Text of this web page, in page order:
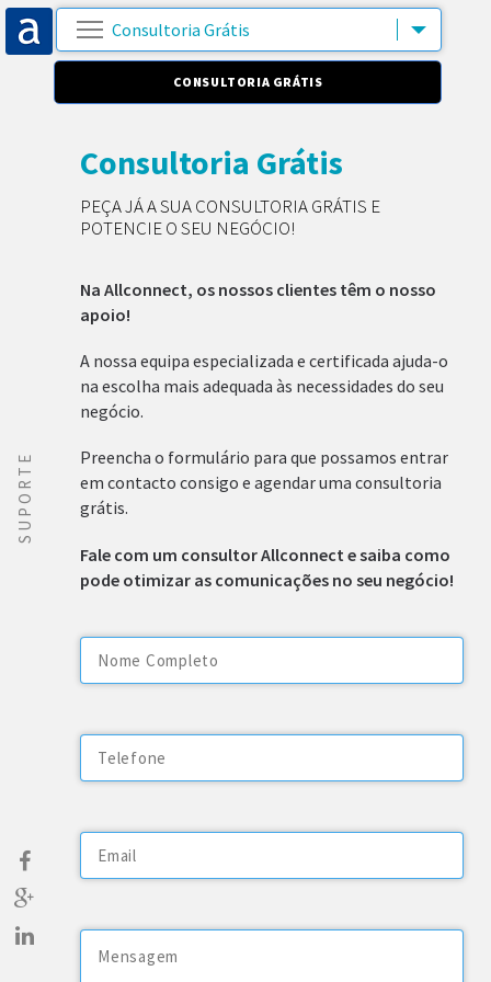
CONSULTORIA GRÁTIS
SUPORTE
Consultoria Grátis
PEÇA JÁ A SUA CONSULTORIA GRÁTIS E
POTENCIE O SEU NEGÓCIO!
Na Allconnect, os nossos clientes têm o nosso
apoio!
A nossa equipa especializada e certificada ajuda-o
na escolha mais adequada às necessidades do seu
negócio.
Preencha o formulário para que possamos entrar
em contacto consigo e agendar uma consultoria
grátis.
Fale com um consultor Allconnect e saiba como
pode otimizar as comunicações no seu negócio!
*
*